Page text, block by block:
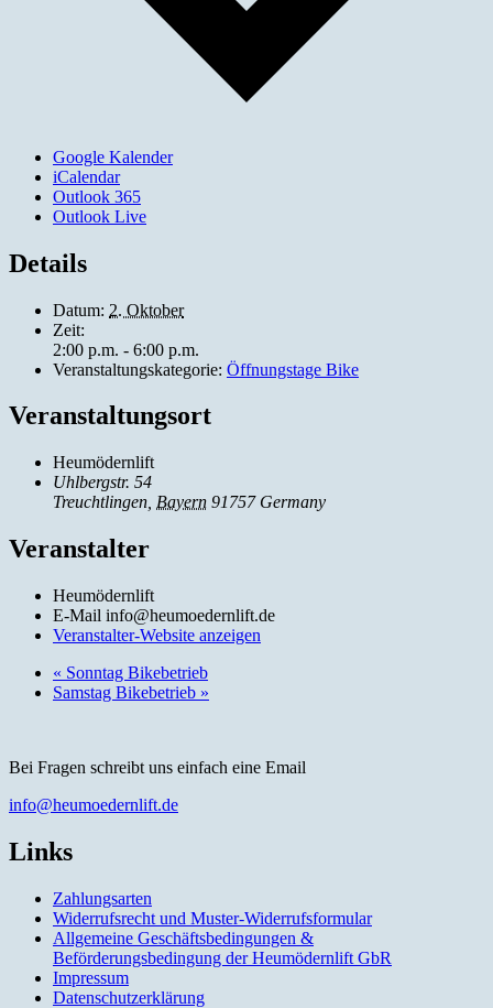
Google Kalender
iCalendar
Outlook 365
Outlook Live
Details
Datum: 2. Oktober
Zeit:
2:00 p.m. - 6:00 p.m.
Veranstaltungskategorie: Öffnungstage Bike
Veranstaltungsort
Heumödernlift
Uhlbergstr. 54
Treuchtlingen Bayern 91757 Germany
Veranstalter
Heumödernlift
E-Mail info@heumoedernlift.de
Veranstalter-Website anzeigen
« Sonntag Bikebetrieb
Samstag Bikebetrieb »
Bei Fragen schreibt uns einfach eine Email
info@heumoedernlift.de
Links
Zahlungsarten
Widerrufsrecht und Muster-Widerrufsformular
Allgemeine Geschäftsbedingungen &
Beförderungsbedingung der Heumödernlift GbR
Impressum
Datenschutzerklärung